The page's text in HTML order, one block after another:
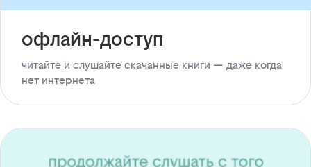
офлайн-доступ
читайте и слушайте скачанные книги — даже когда
нет интернета